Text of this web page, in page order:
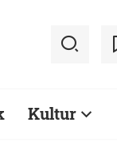
Kultur